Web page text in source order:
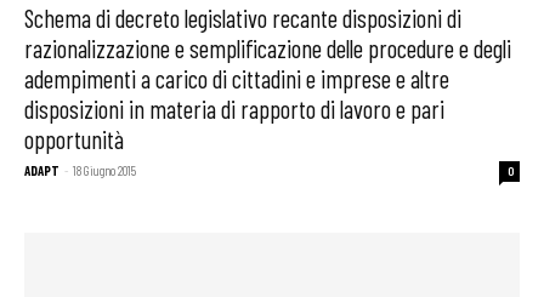
Schema di decreto legislativo recante disposizioni di
razionalizzazione e semplificazione delle procedure e degli
adempimenti a carico di cittadini e imprese e altre
disposizioni in materia di rapporto di lavoro e pari
opportunità
ADAPT - 18 Giugno 2015 0